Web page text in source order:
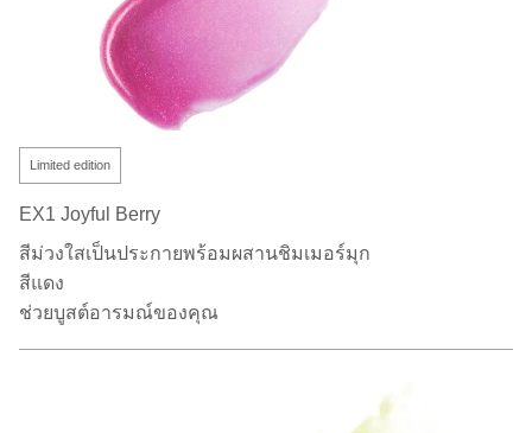
Limited edition
EX1 Joyful Berry
สีม่วงใสเป็นประกายพร้อมผสานชิมเมอร์มุก
สีแดง
ช่วยบูสต์อารมณ์ของคุณ